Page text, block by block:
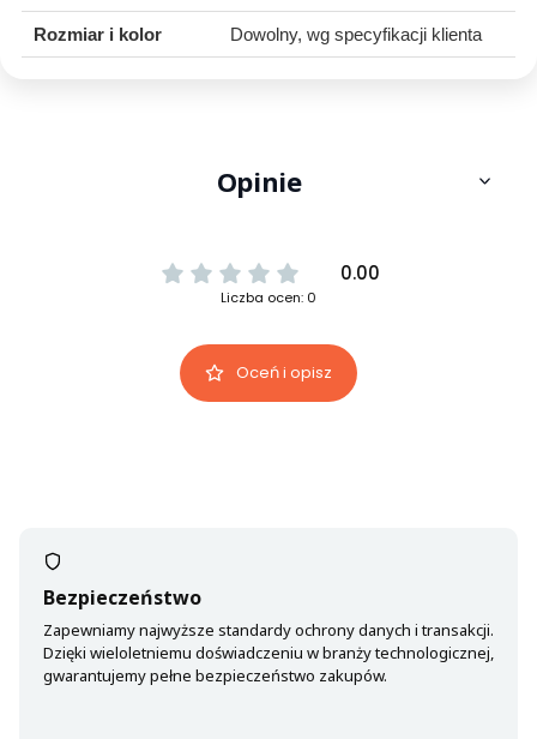
Rozmiar i kolor Dowolny, wg specyfikacji klienta
Opinie
0.00
Liczba ocen: 0
Oceń i opisz
Bezpieczeństwo
Zapewniamy najwyższe standardy ochrony danych i transakcji.
Dzięki wieloletniemu doświadczeniu w branży technologicznej,
gwarantujemy pełne bezpieczeństwo zakupów.